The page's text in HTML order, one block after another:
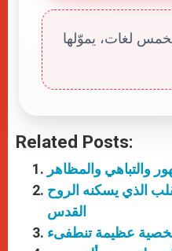
لغات، يموّلها
Related Posts:
الذي يسكنه الروح
القدس
شخصية عظيمة تنطفىء